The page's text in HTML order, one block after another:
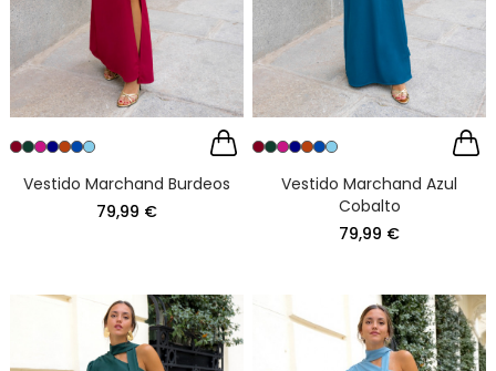
Vestido Marchand Burdeos
79,99 €
Vestido Marchand Azul
Cobalto
79,99 €